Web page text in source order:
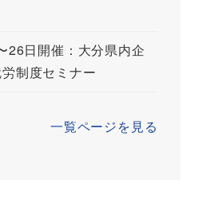
26日開催：大分県内企
制度セミナー
一覧ページを見る